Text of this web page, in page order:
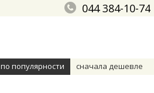
044 384-10-74
по популярности сначала дешевле